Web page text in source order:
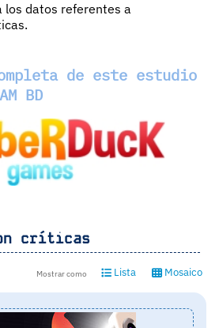
los datos referentes a
de este estudio
BD
críticas
Mostrar como Lista Mosaico